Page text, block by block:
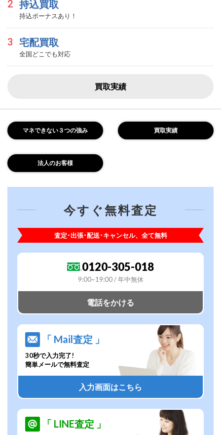
2 持込買取
持込ボーナスあり！
3 宅配買取
全国どこでも対応
買取実績
マネできない３つの強み 買取実績
法人のお客様
今すぐ無料査定
査定･出張･配送･キャンセル、全て無料
0120-305-018
9:00~19:00 / 年中無休
電話をかける
「 Mail査定 」
30秒で入力完了!
簡単メールで無料査定
入力画面はこちら
「 LINE査定 」